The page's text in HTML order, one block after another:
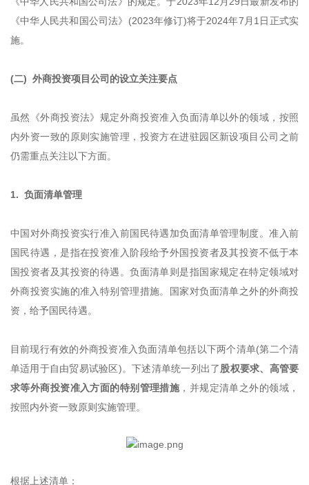
《中华人民共和国公司法》(2023年修订)将于2024年7月1日正式实
施。
(二) 外商投资项目公司的设立关注要点
虽然《外商投资法》规定外商投资准入负面清单以外的领域，按照
内外资一致的原则实施管理，投资方在进驻园区新设项目公司之前
仍需重点关注以下方面。
1. 负面清单管理
中国对外商投资实行准入前国民待遇加负面清单管理制度。准入前
国民待遇，是指在投资准入阶段给予外国投资者及其投资不低于本
国投资者及其投资的待遇。负面清单则是指国家规定在特定领域对
外商投资实施的准入特别管理措施。国家对负面清单之外的外商投
资，给予国民待遇。
目前现行有效的外商投资准入负面清单包括以下两个清单(第二个清
单适用于自由贸易试验区)。下述清单统一列出了股权要求、高管要
求等外商投资准入方面的特别管理措施，并规定清单之外的领域，
按照内外资一致原则实施管理。
根据上述清单：